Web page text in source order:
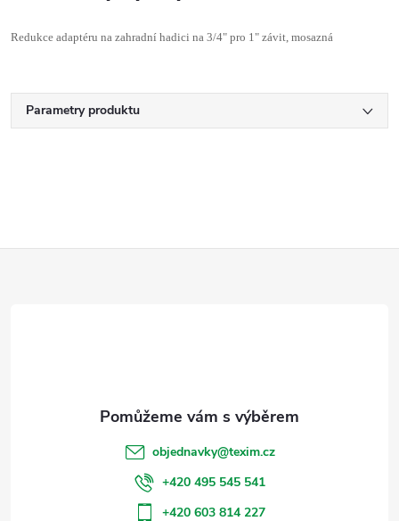
Redukce adaptéru na zahradní hadici na 3/4" pro 1" závit, mosazná
Parametry produktu
objednavky@texim.cz
+420 495 545 541
+420 603 814 227